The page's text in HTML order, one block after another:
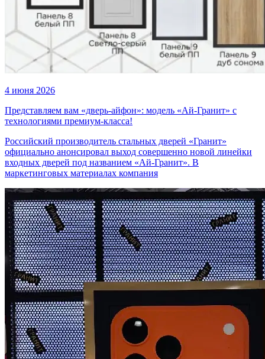
4 июня 2026
Представляем вам «дверь-айфон»: модель «Ай-Гранит» с
технологиями премиум-класса!
Российский производитель стальных дверей «Гранит»
официально анонсировал выход совершенно новой линейки
входных дверей под названием «Ай-Гранит». В
маркетинговых материалах компания